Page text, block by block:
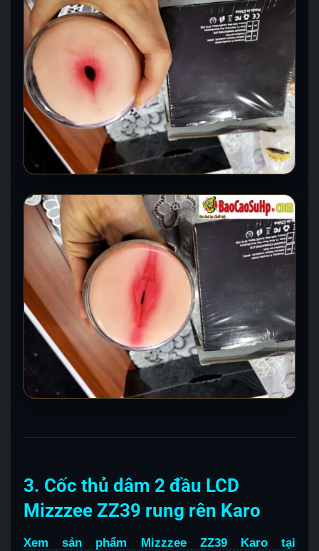
3. Cốc thủ dâm 2 đầu LCD
Mizzzee ZZ39 rung rên Karo
Xem sản phẩm Mizzzee ZZ39 Karo tại